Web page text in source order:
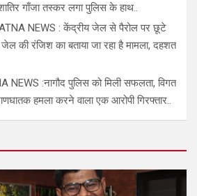
शातिर गाँजा तस्कर लगा पुलिस के हाथ..
NEWS : केंद्रीय जेल से पैरोल पर छूटे
की रंजिश का बताया जा रहा है मामला, दहशत
NEWS :नागौद पुलिस को मिली सफलता, विगत
हमला करने वाला एक आरोपी गिरफ्तार..